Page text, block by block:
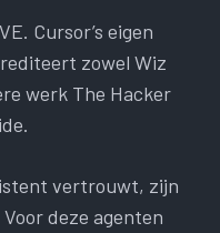
Cursor’s eigen
zowel Wiz
werk The Hacker
vertrouwt, zijn
deze agenten